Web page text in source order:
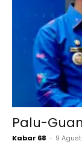
Palu-
Kabar 68 - 9